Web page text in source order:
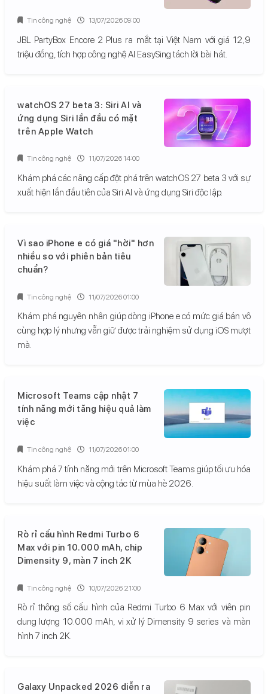
JBL PartyBox Encore 2 Plus ra mắt tại Việt Nam với giá 12,9
triệu đồng, tích hợp công nghệ AI EasySing tách lời bài hát.
Tin công nghệ 13/07/2026 09:00
watchOS 27 beta 3: Siri AI và
ứng dụng Siri lần đầu có mặt
trên Apple Watch
Khám phá các nâng cấp đột phá trên watchOS 27 beta 3 với sự
xuất hiện lần đầu tiên của Siri AI và ứng dụng Siri độc lập.
Tin công nghệ 11/07/2026 14:00
Vì sao iPhone e có giá "hời" hơn
nhiều so với phiên bản tiêu
chuẩn?
Khám phá nguyên nhân giúp dòng iPhone e có mức giá bán vô
cùng hợp lý nhưng vẫn giữ được trải nghiệm sử dụng iOS mượt
mà.
Tin công nghệ 11/07/2026 01:00
Microsoft Teams cập nhật 7
tính năng mới tăng hiệu quả làm
việc
Khám phá 7 tính năng mới trên Microsoft Teams giúp tối ưu hóa
hiệu suất làm việc và cộng tác từ mùa hè 2026.
Tin công nghệ 11/07/2026 01:00
Rò rỉ cấu hình Redmi Turbo 6
Max với pin 10.000 mAh, chip
Dimensity 9, màn 7 inch 2K
Rò rỉ thông số cấu hình của Redmi Turbo 6 Max với viên pin
dung lượng 10.000 mAh, vi xử lý Dimensity 9 series và màn
hình 7 inch 2K.
Tin công nghệ 10/07/2026 21:00
Galaxy Unpacked 2026 diễn ra